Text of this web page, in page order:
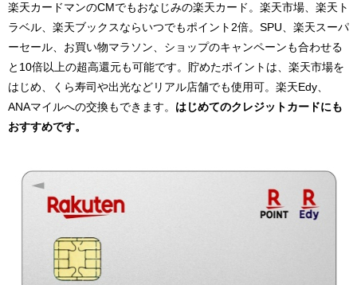
楽天カードマンのCMでもおなじみの楽天カード。楽天市場、楽天ト
ラベル、楽天ブックスならいつでもポイント2倍。SPU、楽天スーパ
ーセール、お買い物マラソン、ショップのキャンペーンも合わせる
と10倍以上の超高還元も可能です。貯めたポイントは、楽天市場を
はじめ、くら寿司や出光などリアル店舗でも使用可。楽天Edy、
ANAマイルへの交換もできます。 はじめてのクレジットカードにも
おすすめです。